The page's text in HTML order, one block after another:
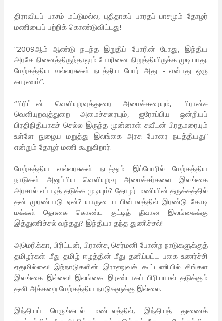
திராவிடப் பாசம் மட்டுமல்ல, புதிதாகப் பாரதப் பாசமும் தோழர்
மணியைப் பற்றிக் கொண்டுவிட்டது!
“2009ஆம் ஆண்டு நடந்த இறுதிப் போரின் போது, இந்திய
அரசே நினைத்திருந்தாலும் போரினை நிறுத்தியிருக்க முடியாது.
மேற்கத்திய வல்லரசுகள் நடத்திய போர் அது - என்பது ஒரு
காரணம்”.
“பிரிட்டன் வெளியுறவுத்துறை அமைச்சரையும், பிரான்சு
வெளியுறவுத்துறை அமைச்சரையும், ஐரோப்பிய ஒன்றியப்
பிரதிநிதியாகச் செல்ல இருந்த முன்னாள் சுவீடன் பிரதமரையும்
உள்ளே நுழைய மறுத்து இலங்கை அரசு போரை நடத்தியது”
என்றும் தோழர் மணி கூறுகிறார்.
மேற்கத்திய வல்லரசுகள் நடத்தும் இப்போரில் மேற்கத்திய
நாடுகள் அனுப்பிய வெளியுறவு அமைச்சர்களை இலங்கை
அரசால் எப்படித் தடுக்க முடியும்? தோழர் மணியின் தருக்கத்தில்
தன் முரண்பாடு ஏன்? யாருடைய பின்பலத்தில் இரண்டு கோடி
மக்கள் தொகை கொண்ட குட்டித் தீவான இலங்கைக்கு
இத்துணிச்சல் வந்தது? இந்தியா தந்த துணிச்சல்!
அமெரிக்கா, பிரிட்டன், பிரான்சு, செர்மனி போன்ற நாடுகளுக்குத்
தமிழர்கள் மீது தமிழ் ஈழத்தின் மீது தனிப்பட்ட பகை உணர்ச்சி
ஏதுமில்லை! இந்நாடுகளின் இராணுவக் கூட்டணியில் சிங்கள
இலங்கை இல்லை! இலங்கை இரண்டாகப் பிரியாமல் தடுக்கும்
தனி அக்கறை மேற்கத்திய நாடுகளுக்கு இல்லை.
இந்தியப் பெருங்கடல் மண்டலத்தில், இந்தியத் துணைக்